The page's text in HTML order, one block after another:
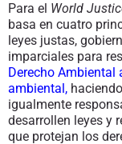
Para el World
basa en cuatro
leyes justas,
imparciales para
Derecho
ambiental ,
igualmente
desarrollen leyes y
que protejan los